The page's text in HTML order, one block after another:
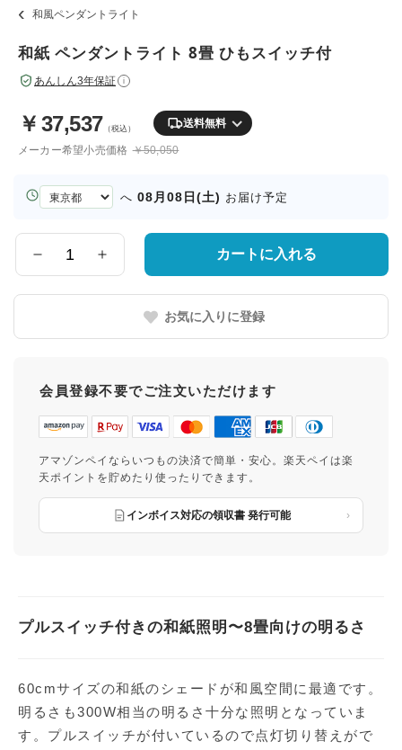
和風ペンダントライト
和紙 ペンダントライト 8畳 ひもスイッチ付
あんしん3年保証 i
￥ 37,537 （税込） 送料無料
メーカー希望小売価格 ￥50,050
お
届
県
へ 08月08日(土) お届け予定
量
カートに入れる
お気に入りに登録
会員登録不要でご注文いただけます
アマゾンペイならいつもの決済で簡単・安心。楽天ペイは楽
天ポイントを貯めたり使ったりできます。
インボイス対応の領収書 発行可能
プルスイッチ付きの和紙照明〜8畳向けの明るさ
60cmサイズの和紙のシェードが和風空間に最適です。
明るさも300W相当の明るさ十分な照明となっていま
す。プルスイッチが付いているので点灯切り替えがで